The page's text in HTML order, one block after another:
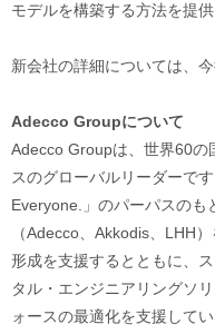
モデルを構築する方法を提供
新会社の詳細については、
Adecco Groupについて
Adecco Groupは、世界60の
スのグローバルリーダーで
Everyone.」のパーパスのも
（Adecco、Akkodis、LHH
形成を支援するとともに、
タル・エンジニアリングソ
ォースの最適化を支援して